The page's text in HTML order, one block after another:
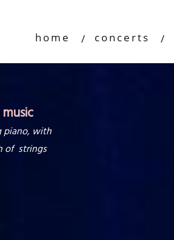
home concerts
piano, with
of strings